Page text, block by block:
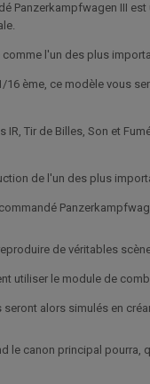
Panzerkampfwagen III
l'un des plus
16 ème, ce modèle vous
Tir de Billes, Son et
de l'un des plus
de véritables
utiliser le module de
alors simulés en
le canon principal pourra,